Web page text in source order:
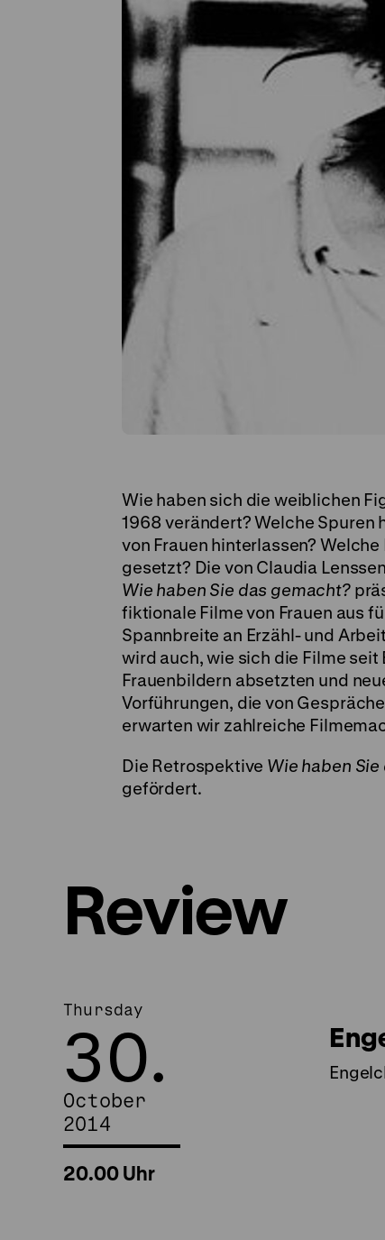
Wie haben sich die weiblichen
1968 verändert? Welche Spuren
von Frauen hinterlassen?
gesetzt? Die von Claudia
Wie haben Sie das gemacht?
fiktionale Filme von Frauen aus
Spannbreite an Erzähl- und
wird auch, wie sich die Filme seit
Frauenbildern absetzten und
Vorführungen, die von
erwarten wir zahlreiche
Die Retrospektive Wie haben
gefördert.
Review
Thursday
30.
October
2014
20.00 Uhr